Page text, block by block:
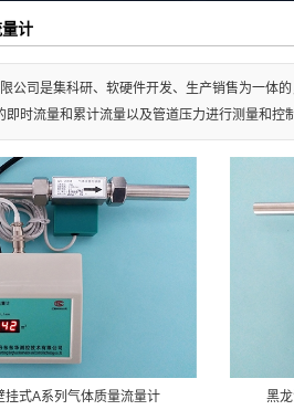
计
公司是集科研、软硬件开发、生产销售为一体
即时流量和累计流量以及管道压力进行测量和
挂式A系列气体质量流量计 黑